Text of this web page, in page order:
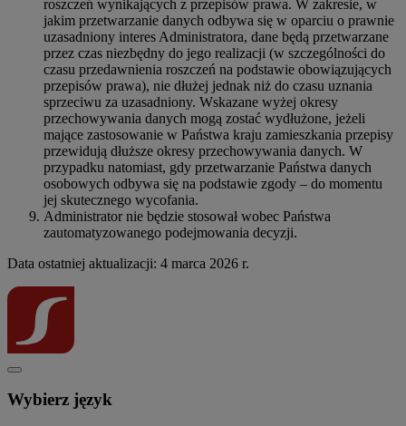
roszczeń wynikających z przepisów prawa. W zakresie, w
jakim przetwarzanie danych odbywa się w oparciu o prawnie
uzasadniony interes Administratora, dane będą przetwarzane
przez czas niezbędny do jego realizacji (w szczególności do
czasu przedawnienia roszczeń na podstawie obowiązujących
przepisów prawa), nie dłużej jednak niż do czasu uznania
sprzeciwu za uzasadniony. Wskazane wyżej okresy
przechowywania danych mogą zostać wydłużone, jeżeli
mające zastosowanie w Państwa kraju zamieszkania przepisy
przewidują dłuższe okresy przechowywania danych. W
przypadku natomiast, gdy przetwarzanie Państwa danych
osobowych odbywa się na podstawie zgody – do momentu
jej skutecznego wycofania.
Administrator nie będzie stosował wobec Państwa
zautomatyzowanego podejmowania decyzji.
Data ostatniej aktualizacji: 4 marca 2026 r.
Wybierz język